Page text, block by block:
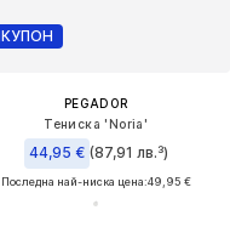
КУПОН
PEGADOR
Тениска 'Noria'
44,95 € (87,91 лв.³)
Последна най-ниска цена:49,95 €